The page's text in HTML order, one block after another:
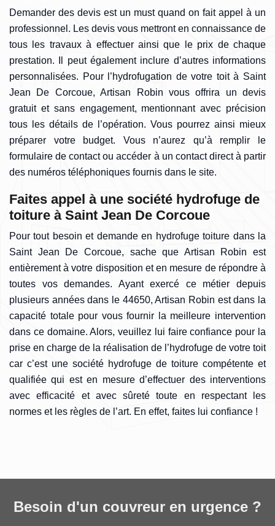
Demander des devis est un must quand on fait appel à un
professionnel. Les devis vous mettront en connaissance de
tous les travaux à effectuer ainsi que le prix de chaque
prestation. Il peut également inclure d’autres informations
personnalisées. Pour l’hydrofugation de votre toit à Saint
Jean De Corcoue, Artisan Robin vous offrira un devis
gratuit et sans engagement, mentionnant avec précision
tous les détails de l’opération. Vous pourrez ainsi mieux
préparer votre budget. Vous n’aurez qu’à remplir le
formulaire de contact ou accéder à un contact direct à partir
des numéros téléphoniques fournis dans le site.
Faites appel à une société hydrofuge de
toiture à Saint Jean De Corcoue
Pour tout besoin et demande en hydrofuge toiture dans la
Saint Jean De Corcoue, sache que Artisan Robin est
entièrement à votre disposition et en mesure de répondre à
toutes vos demandes. Ayant exercé ce métier depuis
plusieurs années dans le 44650, Artisan Robin est dans la
capacité totale pour vous fournir la meilleure intervention
dans ce domaine. Alors, veuillez lui faire confiance pour la
prise en charge de la réalisation de l’hydrofuge de votre toit
car c’est une société hydrofuge de toiture compétente et
qualifiée qui est en mesure d’effectuer des interventions
avec efficacité et avec sûreté toute en respectant les
normes et les règles de l’art. En effet, faites lui confiance !
Besoin d'un couvreur en urgence ?